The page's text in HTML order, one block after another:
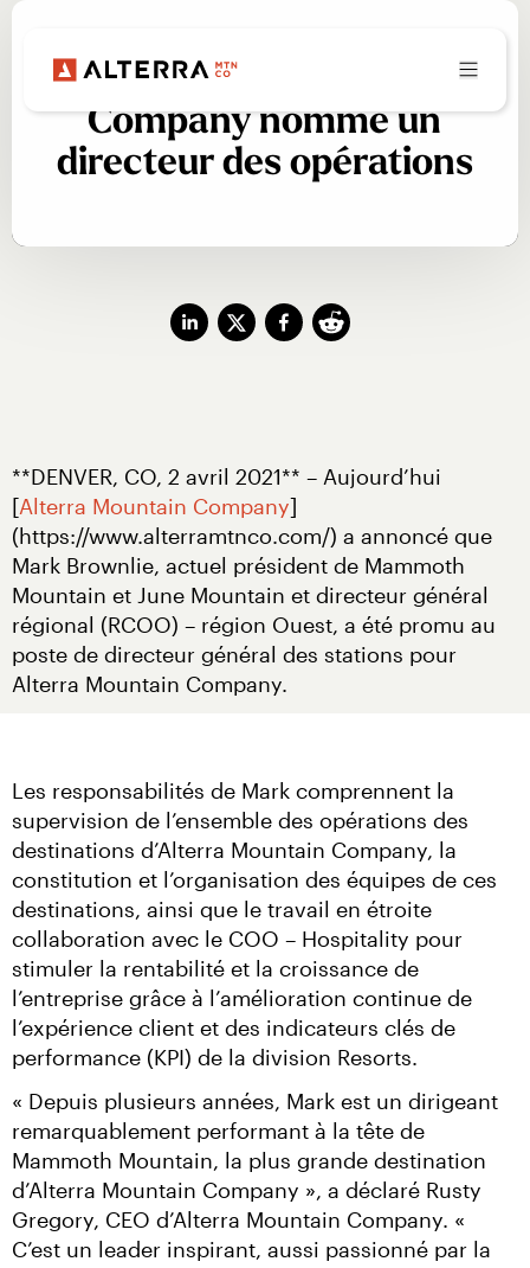
Alterra Mountain
Company nomme un
directeur des opérations
**DENVER, CO, 2 avril 2021** – Aujourd’hui
[Alterra Mountain Company]
(https://www.alterramtnco.com/) a annoncé que
Mark Brownlie, actuel président de Mammoth
Mountain et June Mountain et directeur général
régional (RCOO) – région Ouest, a été promu au
poste de directeur général des stations pour
Alterra Mountain Company.
Les responsabilités de Mark comprennent la
supervision de l’ensemble des opérations des
destinations d’Alterra Mountain Company, la
constitution et l’organisation des équipes de ces
destinations, ainsi que le travail en étroite
collaboration avec le COO – Hospitality pour
stimuler la rentabilité et la croissance de
l’entreprise grâce à l’amélioration continue de
l’expérience client et des indicateurs clés de
performance (KPI) de la division Resorts.
« Depuis plusieurs années, Mark est un dirigeant
remarquablement performant à la tête de
Mammoth Mountain, la plus grande destination
d’Alterra Mountain Company », a déclaré Rusty
Gregory, CEO d’Alterra Mountain Company. «
C’est un leader inspirant, aussi passionné par la